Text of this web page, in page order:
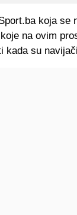
koja se
na ovim
kada su